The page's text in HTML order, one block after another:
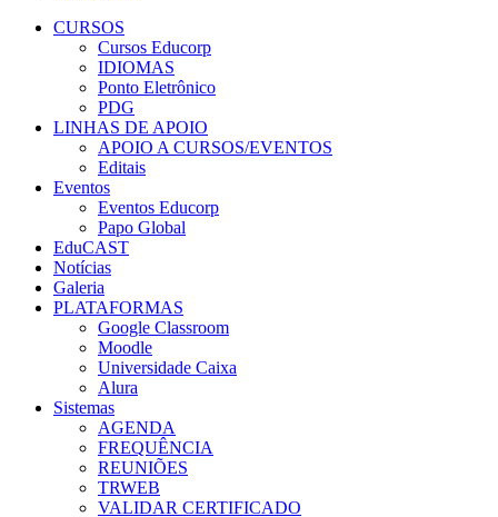
CURSOS
Cursos Educorp
IDIOMAS
Ponto Eletrônico
PDG
LINHAS DE APOIO
APOIO A CURSOS/EVENTOS
Editais
Eventos
Eventos Educorp
Papo Global
EduCAST
Notícias
Galeria
PLATAFORMAS
Google Classroom
Moodle
Universidade Caixa
Alura
Sistemas
AGENDA
FREQUÊNCIA
REUNIÕES
TRWEB
VALIDAR CERTIFICADO